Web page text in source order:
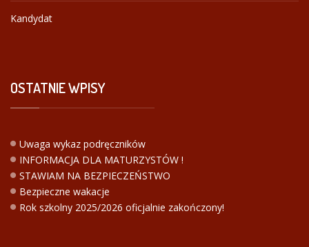
Kandydat
OSTATNIEWPISY
Uwaga wykaz podręczników
INFORMACJA DLA MATURZYSTÓW !
STAWIAM NA BEZPIECZEŃSTWO
Bezpieczne wakacje
Rok szkolny 2025/2026 oficjalnie zakończony!